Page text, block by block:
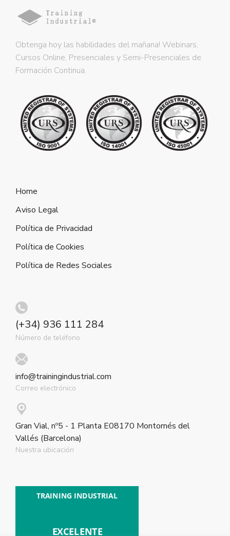
Obtenga hoy las habilidades del mañana! Webinars,
Cursos Online, Presenciales y Semi-Presenciales de
Formación Continua.
Home
Aviso Legal
Política de Privacidad
Política de Cookies
Política de Redes Sociales
(+34) 936 111 284
Número de teléfono
info@trainingindustrial.com
Correo electrónico
Gran Vial, nº5 - 1 Planta E08170 Montornés del
Vallés (Barcelona)
Nuestra ubicación